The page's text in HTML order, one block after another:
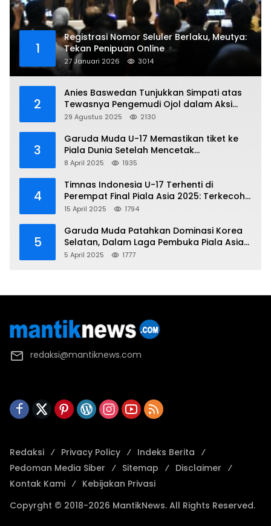
1
Registrasi Nomor Seluler Berlaku, Meutya:
Tekan Penipuan Online
27 Januari 2026 3014
2
Anies Baswedan Tunjukkan Simpati atas
Tewasnya Pengemudi Ojol dalam Aksi
Demo
29 Agustus 2025 2130
3
Garuda Muda U-17 Memastikan tiket ke
Piala Dunia Setelah Mencetak
Kemenangan Gemilang atas Yaman 4-1 di
8 April 2025 1935
4
Timnas Indonesia U-17 Terhenti di
Perempat Final Piala Asia 2025: Terkecoh
Korea Utara
15 April 2025 1794
5
Garuda Muda Patahkan Dominasi Korea
Selatan, Dalam Laga Pembuka Piala Asia
2025 U-17
5 April 2025 1777
redaksi@mantiknews.com
Redaksi Privacy Policy
Indeks Berita
Pedoman Media Siber
Sitemap
Disclaimer
Kontak Kami
Kebijakan Privasi
Copyrght © 2018-2026 MantikNews. All Rights Reserved.